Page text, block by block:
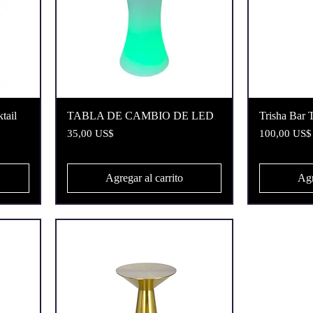
Vista rápida
TABLA DE CAMBIO DE LED
Precio
35,00 US$
Agregar al carrito
Trisha Bar
Precio
100,00 US$